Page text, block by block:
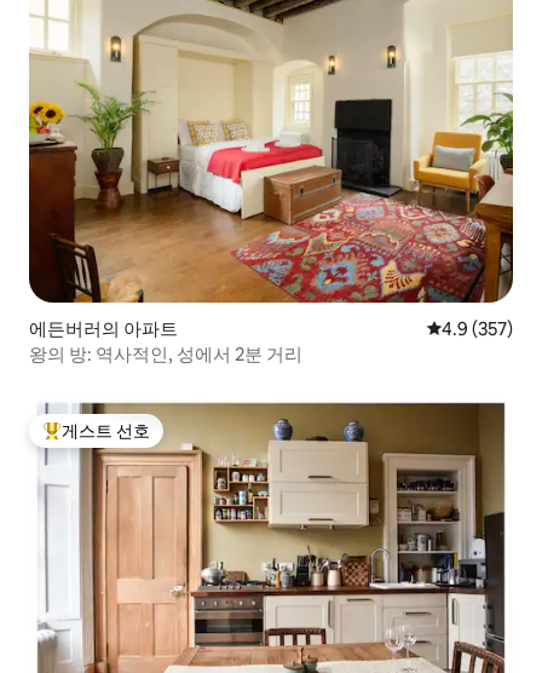
에든버러의 아파트 평점 4.9점(5
4.9 (357)
왕의 방: 역사적인, 성에서 2분 거리
상위 게스트 선호
게스트 선호